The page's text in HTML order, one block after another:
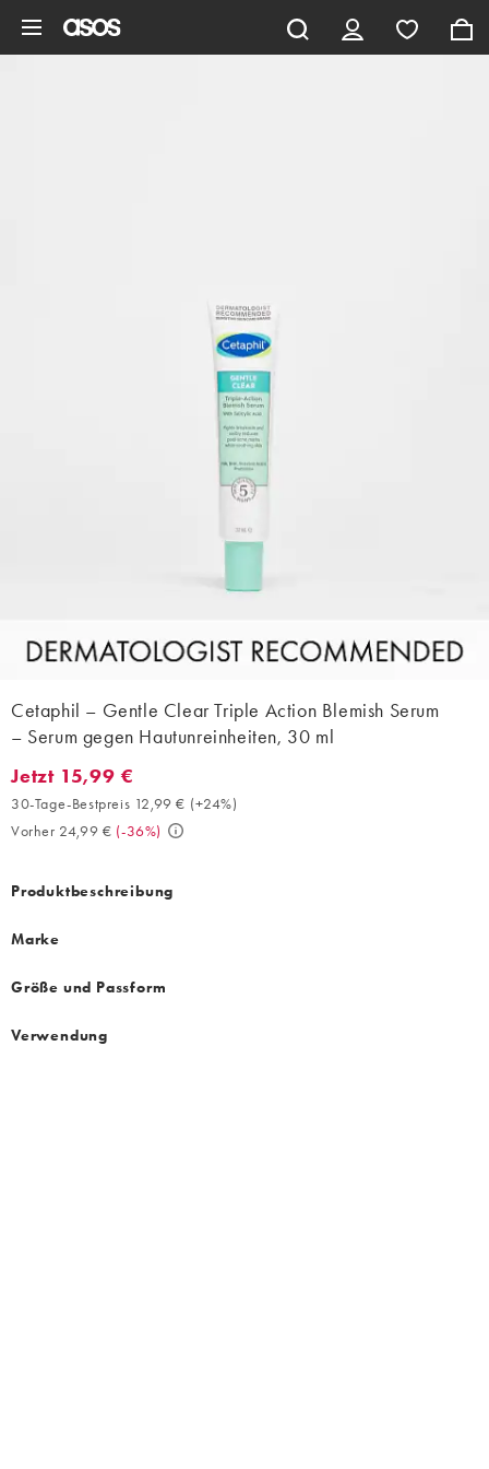
Cetaphil – Gentle Clear Triple Action Blemish Serum
– Serum gegen Hautunreinheiten, 30 ml
Jetzt 15,99 €. 30-Tage-Bestpreis 12,99 € (+24%). Vorher 24,99
Jetzt 15,99 €
30-Tage-Bestpreis 12,99 € (+24%)
Vorher 24,99 € (-36%)
Produktbeschreibung
Marke
Größe und Passform
Verwendung